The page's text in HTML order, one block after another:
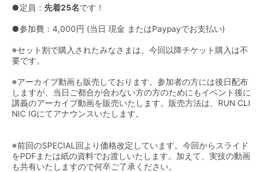
●定員： 先着25名です！
●参加費：4,000円 (当日 現金 またはPaypayでお支払い)
※セット割で購入されたみなさまは、今回以降チケット購入は不
要です。
※アーカイブ動画も販売しております。参加者の方には後日配布
しますが、当日ご都合が合わない方の方のためにもイベント後に
講義のアーカイブ動画を販売いたします。販売方法は、 RUN CLI
NIC IGにてアナウンスいたします。
※前回のSPECIAL回より価格改定しています。今回からスライド
をPDFまたは紙の資料でお渡しいたします。加えて、実技の動画
も共有いたしますので何卒ご了承ください。